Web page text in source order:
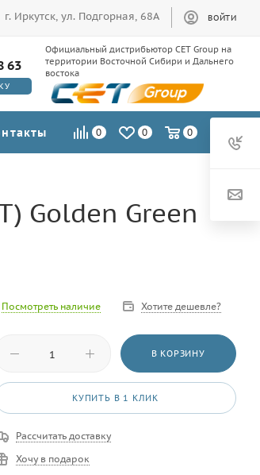
г. Иркутск, ул. Подгорная, 68А ВОЙТИ
63
Официальный дистрибьютор CET Group на
территории Восточной Сибири и Дальнего
востока
0 0 0
Golden Green
Посмотреть наличие Хотите дешевле?
В КОРЗИНУ
КУПИТЬ В 1 КЛИК
Рассчитать доставку
Хочу в подарок